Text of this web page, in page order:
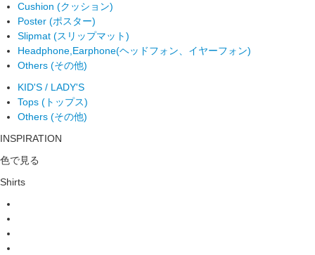
Cushion (クッション)
Poster (ポスター)
Slipmat (スリップマット)
Headphone,Earphone(ヘッドフォン、イヤーフォン)
Others (その他)
KID'S / LADY'S
Tops (トップス)
Others (その他)
INSPIRATION
色で見る
Shirts